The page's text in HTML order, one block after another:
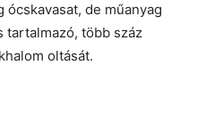
de műanyag
tartalmazó, több száz
oltását.
Mr wAIste Close